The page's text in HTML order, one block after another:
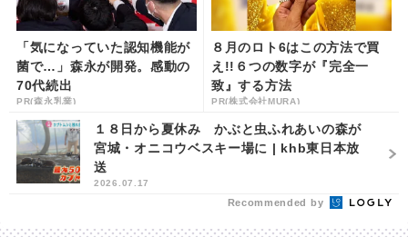
「気になっていた認知機能が
菌で…」森永が開発。感動の
70代続出
PR(森永乳業)
８月のロト6はこの方法で買
え!!６つの数字が『完全一
致』する方法
PR(株式会社MURA)
１８日から夏休み かぶと虫ふれあいの森が
宮城・オニコウベスキー場に | khb東日本放
送
2026.07.17
Recommended by